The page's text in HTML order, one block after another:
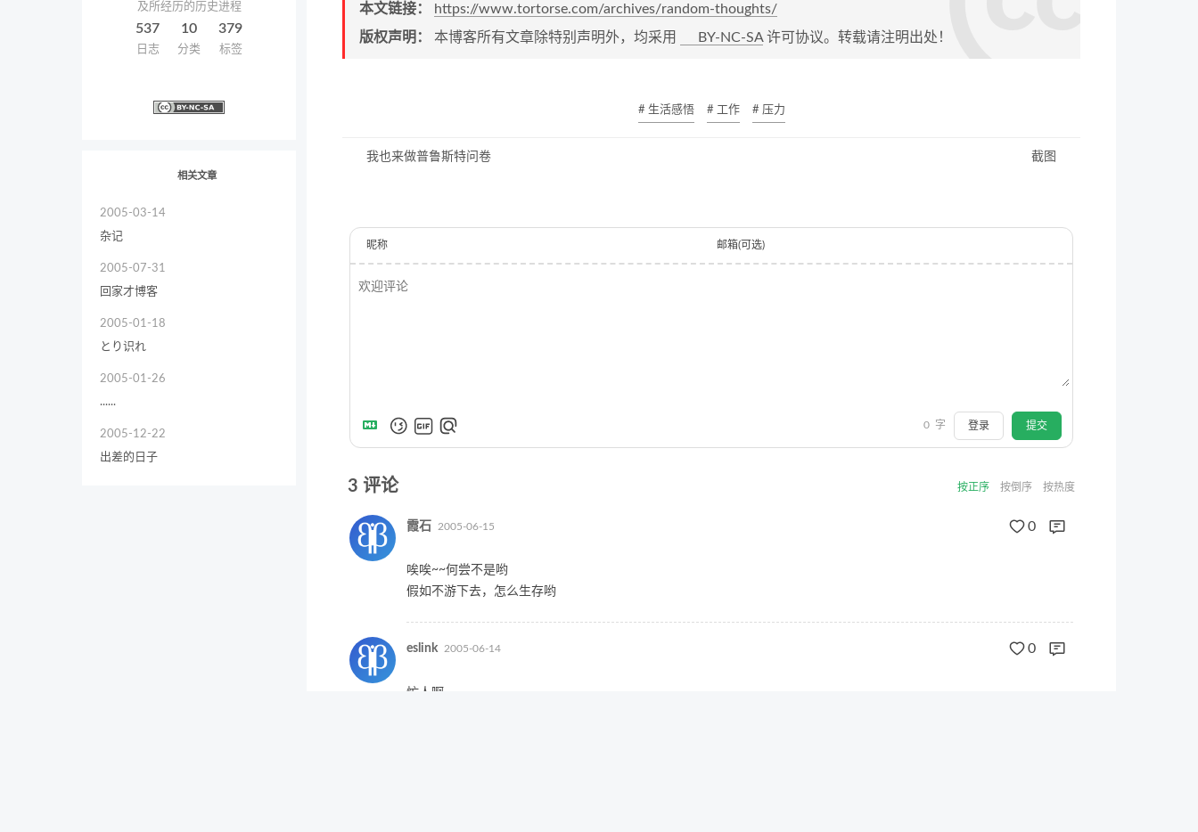
及所经历的历史进程
537
日志
10
分类
379
标签
相关文章
2005-03-14
杂记
2005-07-31
回家才博客
2005-01-18
とり识れ
2005-01-26
......
2005-12-22
出差的日子
本文链接：
https://www.tortorse.com/archives/random-thoughts/
版权声明： 本博客所有文章除特别声明外，均采用 BY-NC-SA许可协议。转载请注明出处！
# 生活感悟 # 工作 # 压力
我也来做普鲁斯特问卷 截图
昵称 邮箱(可选)
0 字 登录 提交
3 评论 按正序 按倒序 按热度
霞石 2005-06-15 0
唉唉~~何尝不是哟
假如不游下去，怎么生存哟
eslink 2005-06-14 0
忙人啊…